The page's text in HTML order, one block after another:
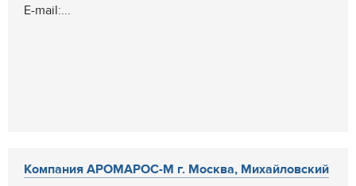
E-mail:...
Компания АРОМАРОС-М г. Москва, Михайловский